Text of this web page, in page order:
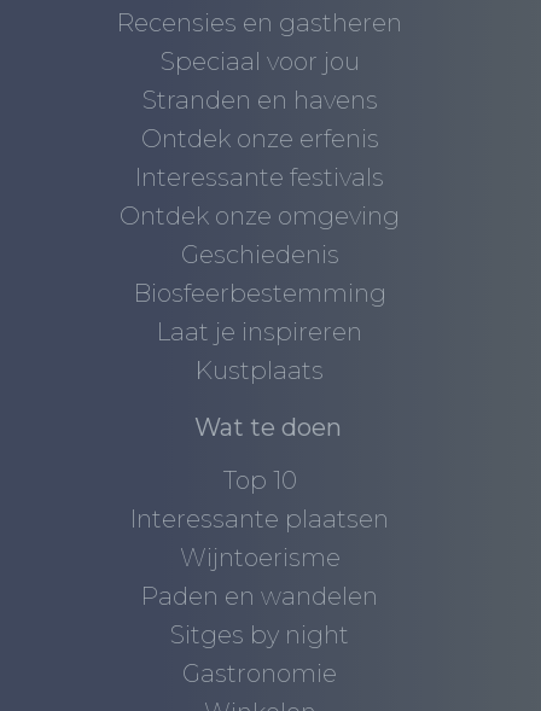
Recensies en gastheren
Speciaal voor jou
Stranden en havens
Ontdek onze erfenis
Interessante festivals
Ontdek onze omgeving
Geschiedenis
Biosfeerbestemming
Laat je inspireren
Kustplaats
Wat te doen
Top 10
Interessante plaatsen
Wijntoerisme
Paden en wandelen
Sitges by night
Gastronomie